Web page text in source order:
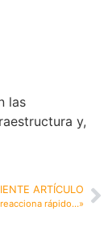
las
y,
ARTÍCULO
rápido…»